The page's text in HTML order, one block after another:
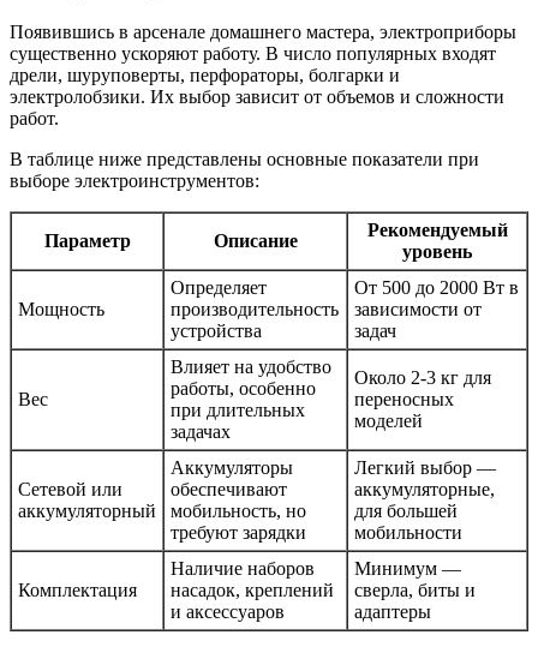
Появившись в арсенале домашнего мастера, электроприборы
существенно ускоряют работу. В число популярных входят
дрели, шуруповерты, перфораторы, болгарки и
электролобзики. Их выбор зависит от объемов и сложности
работ.
В таблице ниже представлены основные показатели при
выборе электроинструментов:
Параметр Описание
Рекомендуемый
уровень
Мощность
Определяет
производительность
устройства
От 500 до 2000 Вт в
зависимости от
задач
Вес
Влияет на удобство
работы, особенно
при длительных
задачах
Около 2-3 кг для
переносных
моделей
Сетевой или
аккумуляторный
Аккумуляторы
обеспечивают
мобильность, но
требуют зарядки
Легкий выбор —
аккумуляторные,
для большей
мобильности
Комплектация
Наличие наборов
насадок, креплений
и аксессуаров
Минимум —
сверла, биты и
адаптеры